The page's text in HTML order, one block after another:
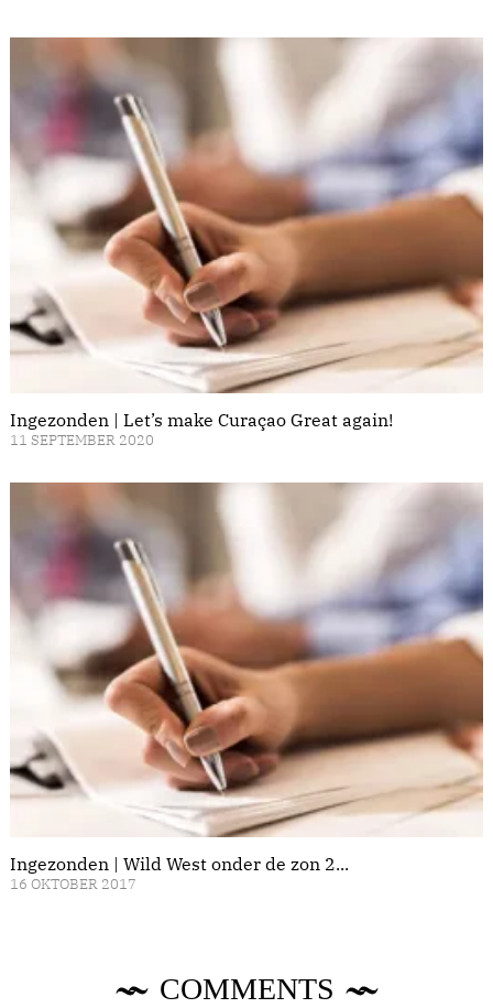
Ingezonden | Let’s make Curaçao Great again!
11 SEPTEMBER 2020
Ingezonden | Wild West onder de zon 2...
16 OKTOBER 2017
COMMENTS